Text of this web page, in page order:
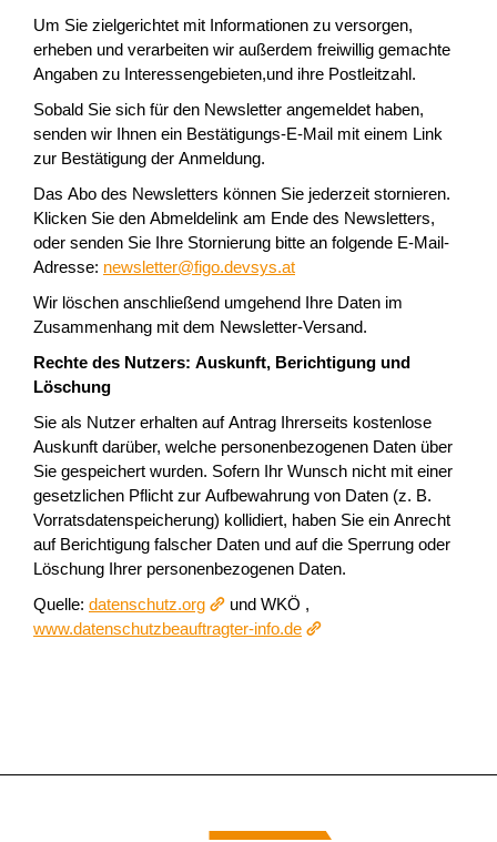
Um Sie zielgerichtet mit Informationen zu versorgen,
erheben und verarbeiten wir außerdem freiwillig gemachte
Angaben zu Interessengebieten,und ihre Postleitzahl.
Sobald Sie sich für den Newsletter angemeldet haben,
senden wir Ihnen ein Bestätigungs-E-Mail mit einem Link
zur Bestätigung der Anmeldung.
Das Abo des Newsletters können Sie jederzeit stornieren.
Klicken Sie den Abmeldelink am Ende des Newsletters,
oder senden Sie Ihre Stornierung bitte an folgende E-Mail-
Adresse: newsletter@figo.devsys.at
Wir löschen anschließend umgehend Ihre Daten im
Zusammenhang mit dem Newsletter-Versand.
Rechte des Nutzers: Auskunft, Berichtigung und
Löschung
Sie als Nutzer erhalten auf Antrag Ihrerseits kostenlose
Auskunft darüber, welche personenbezogenen Daten über
Sie gespeichert wurden. Sofern Ihr Wunsch nicht mit einer
gesetzlichen Pflicht zur Aufbewahrung von Daten (z. B.
Vorratsdatenspeicherung) kollidiert, haben Sie ein Anrecht
auf Berichtigung falscher Daten und auf die Sperrung oder
Löschung Ihrer personenbezogenen Daten.
Quelle: datenschutz.org
und WKÖ ,
www.datenschutzbeauftragter-info.de